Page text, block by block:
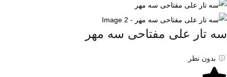
سه تار علی مفتاحی سه مهر
بدون نظر